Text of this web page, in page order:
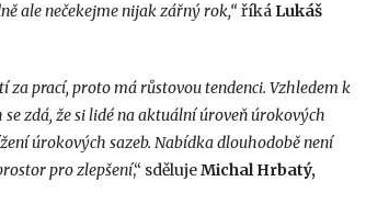
ale nečekejme nijak zářný rok,“ říká Lukáš
prací, proto má růstovou tendenci. Vzhledem k
zdá, že si lidé na aktuální úroveň úrokových
úrokových sazeb. Nabídka dlouhodobě není
pro zlepšení,“ sdělujeMichal Hrbatý,